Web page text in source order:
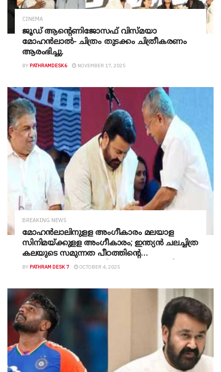
CINEMA
ജൂഡ് ആൻ്റെണിജോസഫ് വിസ്മയാ
മോഹൻലാൽ- ചിത്രം തുടക്കം ചിത്രീകരണം
ആരംഭിച്ചു.
BY PATHRAMDESK6 NOVEMBER 17, 2025
BREAKING NEWS
മോഹന്‍ലാലിനുളള അംഗീകാരം മലയാള
സിനിമയ്ക്കുളള അംഗീകാരം; ഇന്ത്യൻ ചലച്ചിത്ര
കലയുടെ സമുന്നത പീഠത്തിന്‍റെ
അധിപൻ,മോഹൻലാലിന് ആദരം നൽകി
BY PATHRAM DESK 7 OCTOBER 4, 2025